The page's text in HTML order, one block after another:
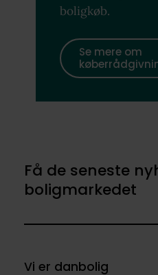
boligkøb.
Se mere om
Få de seneste
boligmarkedet
Vi er danbolig